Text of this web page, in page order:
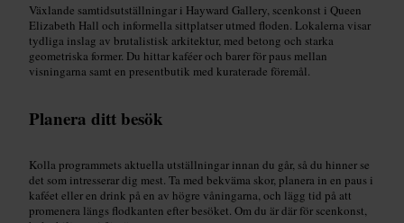
Växlande samtidsutställningar i Hayward Gallery, scenkonst i Queen
Elizabeth Hall och informella sittplatser utmed floden. Lokalerna visar
tydliga inslag av brutalistisk arkitektur, med betong och starka
geometriska former. Du hittar kaféer och barer för paus mellan
visningarna samt en presentbutik med kuraterade föremål.
Planera ditt besök
Kolla programmets aktuella utställningar innan du går, så du hinner se
det som intresserar dig mest. Ta med bekväma skor, planera in en paus i
kaféet eller en drink på en av högre våningarna, och lägg tid på att
promenera längs flodkanten efter besöket. Om du är där för scenkonst,